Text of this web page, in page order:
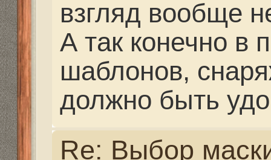
я думаю, что никак. с
подобранными
одинаково видно что
пресной воде.
у меня уже 4я маска.
второго раза тоже не
На глубине начинают